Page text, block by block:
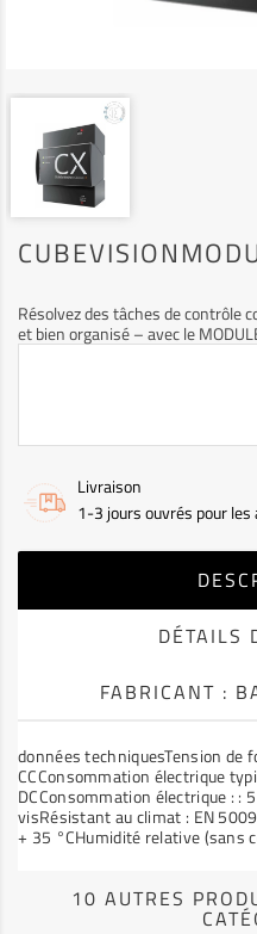
Résolvez des tâches de contrôle
et bien organisé – avec le
Livraison
1-3 jours ouvrés pour
DÉTAILS
FABRICANT :
données techniquesTension
CCConsommation électrique
DCConsommation électrique : :
visRésistant au climat : EN
+ 35 °CHumidité relative (sans
10 AUTRES